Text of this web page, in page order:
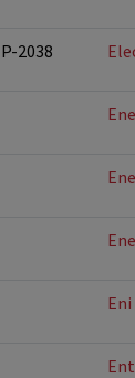
2038
Eni